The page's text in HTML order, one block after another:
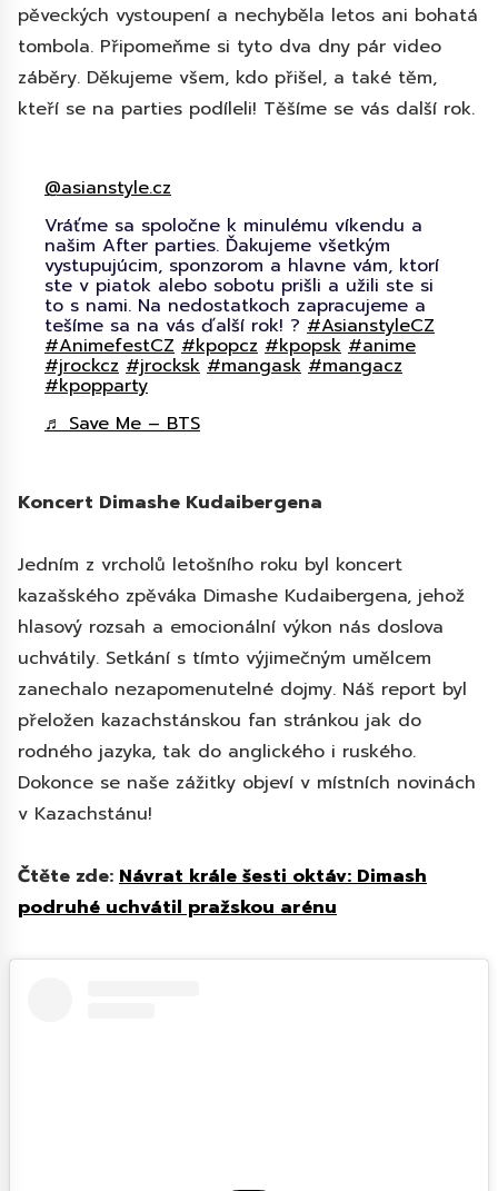
pěveckých vystoupení a nechyběla letos ani bohatá
tombola. Připomeňme si tyto dva dny pár video
záběry. Děkujeme všem, kdo přišel, a také těm,
kteří se na parties podíleli! Těšíme se vás další rok.
@asianstyle.cz
Vráťme sa spoločne k minulému víkendu a
našim After parties. Ďakujeme všetkým
vystupujúcim, sponzorom a hlavne vám, ktorí
ste v piatok alebo sobotu prišli a užili ste si
to s nami. Na nedostatkoch zapracujeme a
tešíme sa na vás ďalší rok! ? #AsianstyleCZ
#AnimefestCZ #kpopcz #kpopsk #anime
#jrockcz #jrocksk #mangask #mangacz
#kpopparty
♬ Save Me – BTS
Koncert Dimashe Kudaibergena
Jedním z vrcholů letošního roku byl koncert
kazašského zpěváka Dimashe Kudaibergena, jehož
hlasový rozsah a emocionální výkon nás doslova
uchvátily. Setkání s tímto výjimečným umělcem
zanechalo nezapomenutelné dojmy. Náš report byl
přeložen kazachstánskou fan stránkou jak do
rodného jazyka, tak do anglického i ruského.
Dokonce se naše zážitky objeví v místních novinách
v Kazachstánu!
Čtěte zde: Návrat krále šesti oktáv: Dimash
podruhé uchvátil pražskou arénu